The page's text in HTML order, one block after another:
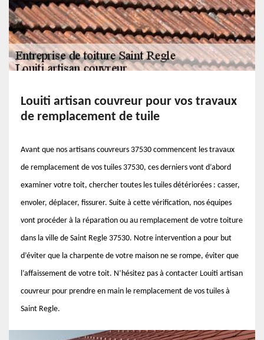
Louiti artisan couvreur pour vos travaux
de remplacement de tuile
Avant que nos artisans couvreurs 37530 commencent les travaux
de remplacement de vos tuiles 37530, ces derniers vont d’abord
examiner votre toit, chercher toutes les tuiles détériorées : casser,
envoler, déplacer, fissurer. Suite à cette vérification, nos équipes
vont procéder à la réparation ou au remplacement de votre toiture
dans la ville de Saint Regle 37530. Notre intervention a pour but
d’éviter que la charpente de votre maison ne se rompe, éviter que
l’affaissement de votre toit. N’hésitez pas à contacter Louiti artisan
couvreur pour prendre en main le remplacement de vos tuiles à
Saint Regle.